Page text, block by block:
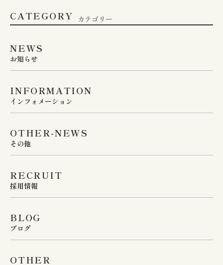
CATEGORY カテゴリー
NEWS
お知らせ
INFORMATION
インフォメーション
OTHER-NEWS
その他
RECRUIT
採用情報
BLOG
ブログ
OTHER